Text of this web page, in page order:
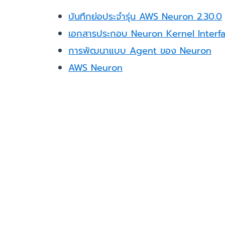
บันทึกย่อประจำรุ่น AWS Neuron 2.30.0
เอกสารประกอบ Neuron Kernel
การพัฒนาแบบ Agent ของ Neuron
AWS Neuron